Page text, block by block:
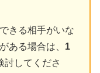
きる相手がいな
ある場合は、 1
討してくださ